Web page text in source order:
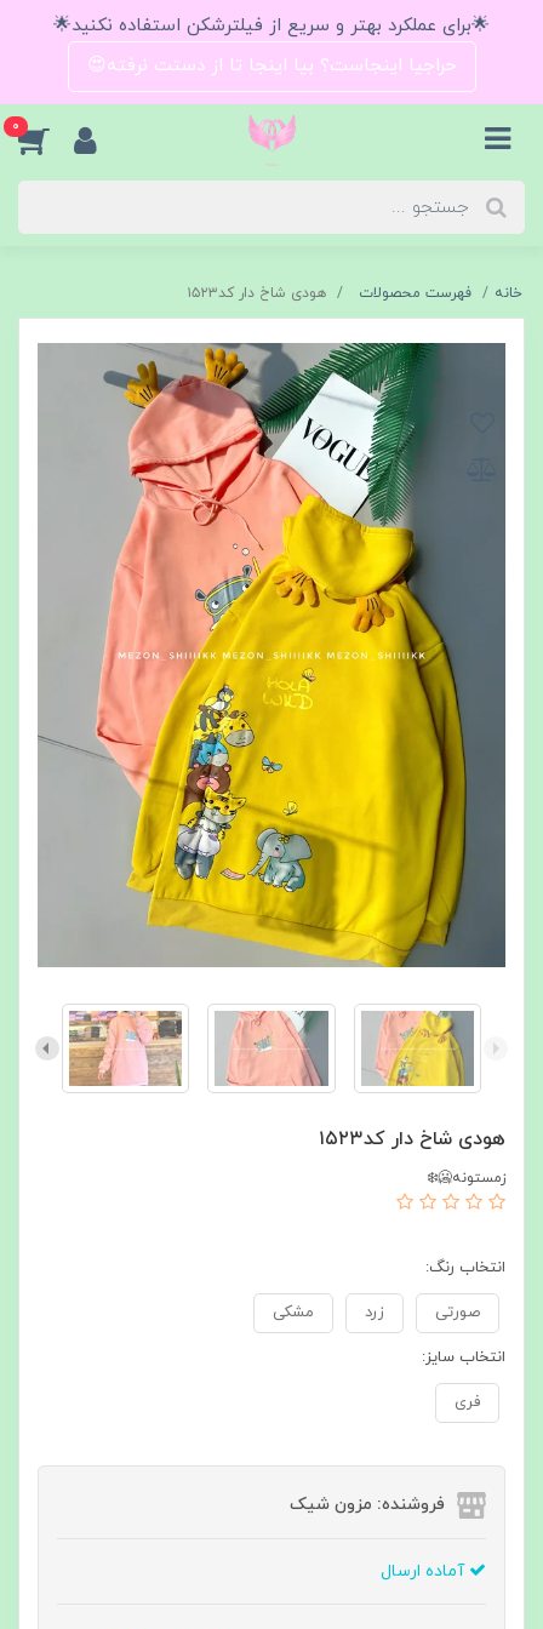
🌟برای عملکرد بهتر و سریع از فیلترشکن استفاده نکنید🌟
حراجیا اینجاست؟ بیا اینجا تا از دستت نرفته😍
0
خانه فهرست محصولات هودی شاخ دار کد۱۵۲۳
هودی شاخ دار کد۱۵۲۳
زمستونه🥶❄️
انتخاب رنگ:
صورتی زرد مشکی
انتخاب سایز:
فری
فروشنده: مزون شیک
آماده ارسال